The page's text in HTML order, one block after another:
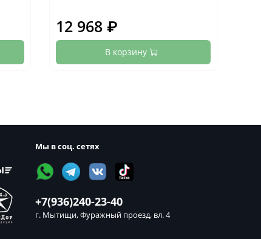
12 968 ₽
В корзину
Мы в соц. сетях
+7(936)240-23-40
г. Мытищи, Фуражный проезд, вл. 4